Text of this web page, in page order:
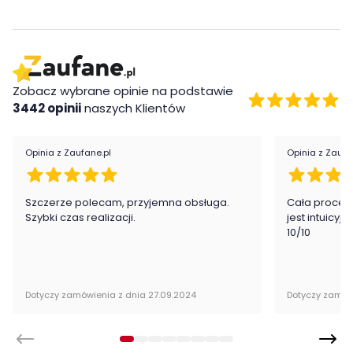
Zobacz wybrane opinie na podstawie
3442 opiniinaszych Klientów
Opinia z Zaufane.pl
Szczerze polecam, przyjemna obsługa.
Szybki czas realizacji.
Dotyczy zamówienia z dnia 27.09.2024
Opinia z
Cała
jest
10/10
Dotyczy